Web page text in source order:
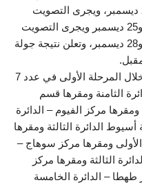
لجولة الإعادة في الدوائر الـ19 يوم 23 ديسمبر، ويجرى التصويت
لإعادة الدوائر الـ19 بالخارج يومي 24 و25 ديسمبر ويجرى التصويت
لإعادة الدوائر الـ19 بالداخل يومي 27 و28 ديسمبر، وتعلن نتيجة جولة
وتجرى الانتخابات في الدوائر الملغاة خلال المرحلة الأولى في عدد 7
الثامنة ومقرها قسم
ومقرها مركز الفيوم – الدائرة
الدائرة الثالثة ومقرها
ومقرها مركز سوهاج –
الثالثة ومقرها مركز
طهطا – الدائرة الخامسة